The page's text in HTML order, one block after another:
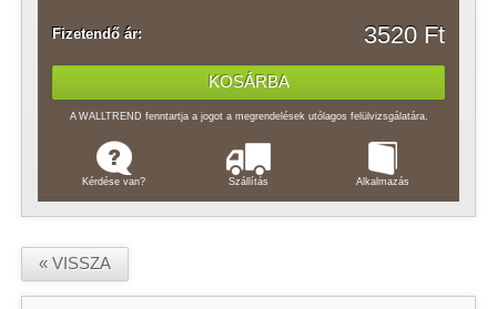
Fizetendő ár: 3520 Ft
A WALLTREND fenntartja a jogot a megrendelések utólagos felülvizsgálatára.
Kérdése van? Szállítás Alkalmazás
« VISSZA